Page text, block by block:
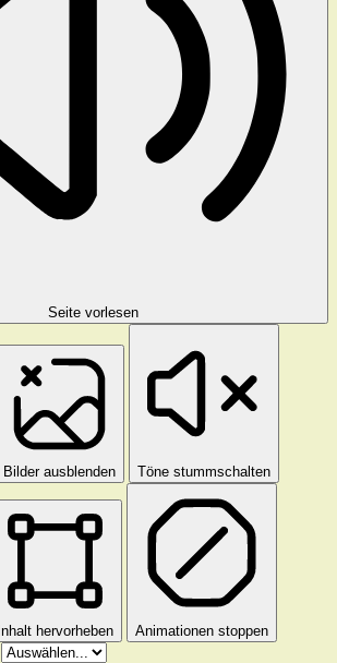
Seite vorlesen
Bilder ausblenden Töne stummschalten
Inhalt hervorheben Animationen stoppen